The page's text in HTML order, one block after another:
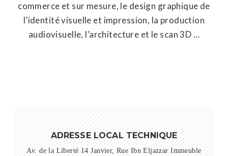
commerce et sur mesure, le design graphique de
l’identité visuelle et impression, la production
audiovisuelle, l’architecture et le scan 3D …
ADRESSE LOCAL TECHNIQUE
Av. de la Liberté 14 Janvier, Rue Ibn Eljazzar Immeuble